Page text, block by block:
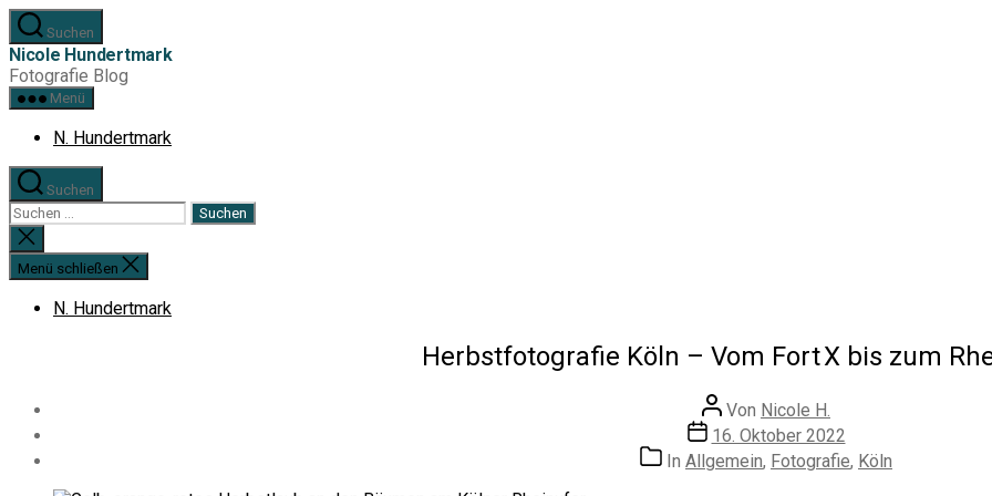
Zum
Inhalt
springen
Suchen
Nicole Hundertmark
Fotografie Blog
Menü
N. Hundertmark
Suchen
Suchen
nach:
Suche
schließen
Menü schließen
N. Hundertmark
Herbstfotografie Köln – Vom Fort X bis zum
Beitragsautor
Von Nicole H.
Veröffentlichungsdatum
16. Oktober 2022
Kategorien
In Allgemein, Fotografie, Köln